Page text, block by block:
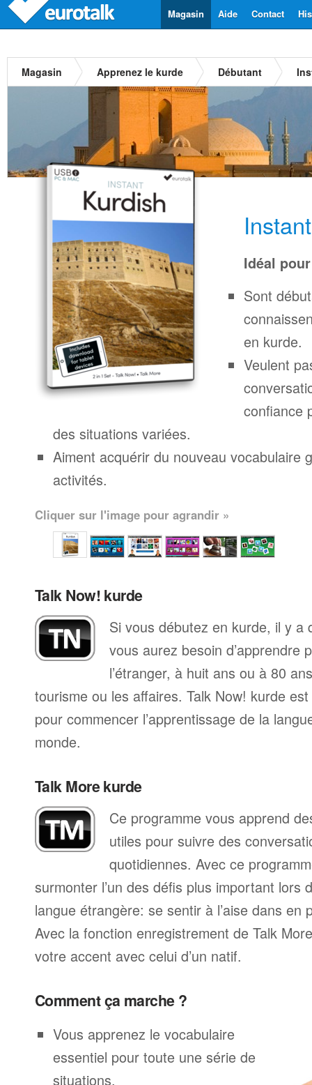
Contact
Aide
Magasin
Magasin Apprenez le kurde Débutant
Idéal
Sont
en kurde.
Veulent
confiance
des situations variées.
Aiment acquérir du nouveau vocabulaire
activités.
Cliquer sur l'image pour agrandir »
Talk Now! kurde
Si vous débutez en kurde, il y a
vous aurez besoin d’apprendre
l’étranger, à huit ans ou à 80
tourisme ou les affaires. Talk Now! kurde
pour commencer l’apprentissage de la
monde.
Talk More kurde
Ce programme vous apprend
utiles pour suivre des
quotidiennes. Avec ce
surmonter l’un des défis plus important lors
langue étrangère: se sentir à l’aise dans en
Avec la fonction enregistrement de Talk
votre accent avec celui d’un natif.
Comment ça marche ?
Vous apprenez le vocabulaire
essentiel pour toute une série de
situations.